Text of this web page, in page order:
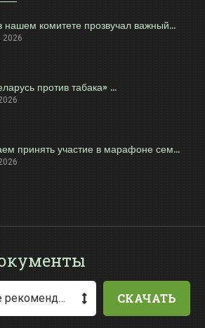
нашем комитете прозвучал важный...
2026
против табака» ...
принять участие в марафоне сем...
Методические рекомендации по заполнению заявления о выдаче разрешения на специальное водопользование СКАЧАТЬ